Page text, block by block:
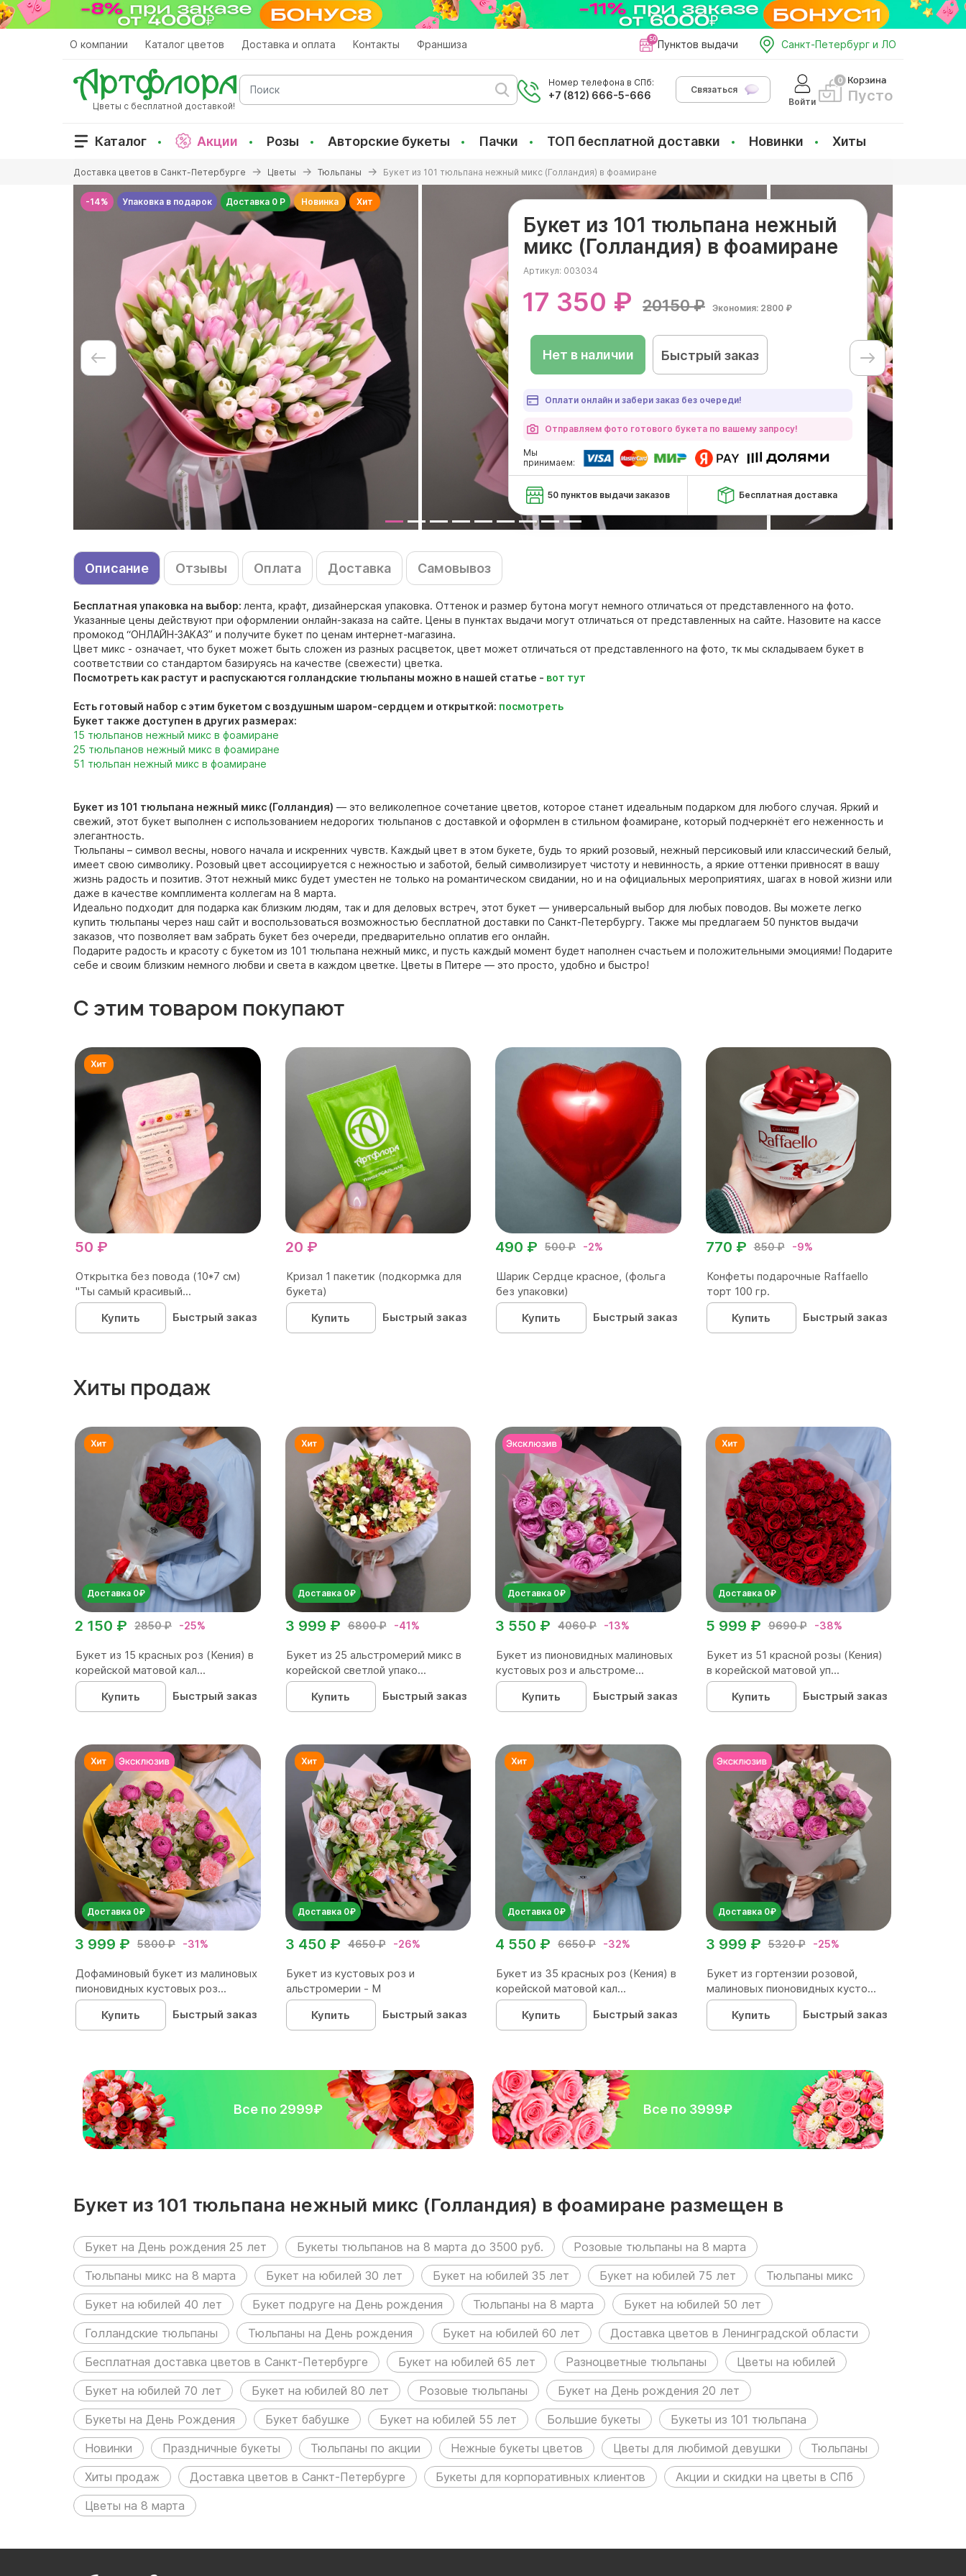
Перейти
к
О компании Каталог цветов Доставка и оплата Контакты Франшиза Пунктов выдачи Санкт-Петербург и ЛО
Цветы с бесплатной доставкой!
Поиск
Номер телефона в СПб:
+7 (812) 666-5-666
Связаться
Войти
Корзина
Пусто
Каталог Акции Розы Авторские букеты Пачки ТОП бесплатной доставки Новинки Хиты
здесь
Доставка цветов в Санкт-Петербурге Цветы Тюльпаны Букет из 101 тюльпана нежный микс (Голландия) в фоамиране
-14% Упаковка в подарок Доставка 0 Р Новинка Хит
Букет из 101 тюльпана нежный
микс (Голландия) в фоамиране
Артикул: 003034
17 350 ₽ 20150 ₽ Экономия: 2800 ₽
Нет в наличии Быстрый заказ
Оплати онлайн и забери заказ без очереди!
Отправляем фото готового букета по вашему запросу!
Мы
принимаем:
50 пунктов выдачи заказов Бесплатная доставка
Описание Отзывы Оплата Доставка Самовывоз
Бесплатная упаковка на выбор: лента, крафт, дизайнерская упаковка. Оттенок и размер бутона могут немного отличаться от представленного на фото.
Указанные цены действуют при оформлении онлайн-заказа на сайте. Цены в пунктах выдачи могут отличаться от представленных на сайте. Назовите на кассе
промокод “ОНЛАЙН-ЗАКАЗ” и получите букет по ценам интернет-магазина.
Цвет микс - означает, что букет может быть сложен из разных расцветок, цвет может отличаться от представленного на фото, тк мы складываем букет в
соответствии со стандартом базируясь на качестве (свежести) цветка.
Посмотреть как растут и распускаются голландские тюльпаны можно в нашей статье - вот тут
Есть готовый набор с этим букетом с воздушным шаром-сердцем и открыткой: посмотреть
Букет также доступен в других размерах:
15 тюльпанов нежный микс в фоамиране
25 тюльпанов нежный микс в фоамиране
51 тюльпан нежный микс в фоамиране
Букет из 101 тюльпана нежный микс (Голландия) — это великолепное сочетание цветов, которое станет идеальным подарком для любого случая. Яркий и
свежий, этот букет выполнен с использованием недорогих тюльпанов с доставкой и оформлен в стильном фоамиране, который подчеркнёт его неженность и
элегантность.
Тюльпаны – символ весны, нового начала и искренних чувств. Каждый цвет в этом букете, будь то яркий розовый, нежный персиковый или классический белый,
имеет свою символику. Розовый цвет ассоциируется с нежностью и заботой, белый символизирует чистоту и невинность, а яркие оттенки привносят в вашу
жизнь радость и позитив. Этот нежный микс будет уместен не только на романтическом свидании, но и на официальных мероприятиях, шагах в новой жизни или
даже в качестве комплимента коллегам на 8 марта.
Идеально подходит для подарка как близким людям, так и для деловых встреч, этот букет — универсальный выбор для любых поводов. Вы можете легко
купить тюльпаны через наш сайт и воспользоваться возможностью бесплатной доставки по Санкт-Петербургу. Также мы предлагаем 50 пунктов выдачи
заказов, что позволяет вам забрать букет без очереди, предварительно оплатив его онлайн.
Подарите радость и красоту с букетом из 101 тюльпана нежный микс, и пусть каждый момент будет наполнен счастьем и положительными эмоциями! Подарите
себе и своим близким немного любви и света в каждом цветке. Цветы в Питере — это просто, удобно и быстро!
С этим товаром покупают
50 ₽
Открытка без повода (10*7 см)
"Ты самый красивый...
Купить
Быстрый заказ
20 ₽
Кризал 1 пакетик (подкормка для
букета)
Купить
Быстрый заказ
500 ₽ -2%
490 ₽
Шарик Сердце красное, (фольга
без упаковки)
Купить
Быстрый заказ
850 ₽ -9%
770 ₽
Конфеты подарочные Raffaello
торт 100 гр.
Купить
Быстрый заказ
Хиты продаж
Доставка 0₽
2850 ₽ -25%
2 150 ₽
Букет из 15 красных роз (Кения) в
корейской матовой кал...
Купить
Быстрый заказ
Доставка 0₽
6800 ₽ -41%
3 999 ₽
Букет из 25 альстромерий микс в
корейской светлой упако...
Купить
Быстрый заказ
Доставка 0₽
4060 ₽ -13%
3 550 ₽
Букет из пионовидных малиновых
кустовых роз и альстроме...
Купить
Быстрый заказ
Доставка 0₽
9690 ₽ -38%
5 999 ₽
Букет из 51 красной розы (Кения)
в корейской матовой уп...
Купить
Быстрый заказ
Доставка 0₽
5800 ₽ -31%
3 999 ₽
Дофаминовый букет из малиновых
пионовидных кустовых роз...
Купить
Быстрый заказ
Доставка 0₽
4650 ₽ -26%
3 450 ₽
Букет из кустовых роз и
альстромерии - М
Купить
Быстрый заказ
Доставка 0₽
6650 ₽ -32%
4 550 ₽
Букет из 35 красных роз (Кения) в
корейской матовой кал...
Купить
Быстрый заказ
Доставка 0₽
5320 ₽ -25%
3 999 ₽
Букет из гортензии розовой,
малиновых пионовидных кусто...
Купить
Быстрый заказ
Все по 2999₽ Все по 3999₽
Букет из 101 тюльпана нежный микс (Голландия) в фоамиране размещен в
следующих разделах:
Букет на День рождения 25 лет Букеты тюльпанов на 8 марта до 3500 руб.
Розовые тюльпаны на 8 марта
Тюльпаны микс на 8 марта
Букет на юбилей 30 лет Букет на юбилей 35 лет Букет на юбилей 75 лет
Тюльпаны микс
Букет на юбилей 40 лет
Букет подруге на День рождения Тюльпаны на 8 марта
Букет на юбилей 50 лет
Голландские тюльпаны
Тюльпаны на День рождения Букет на юбилей 60 лет
Доставка цветов в Ленинградской области
Бесплатная доставка цветов в Санкт-Петербурге
Букет на юбилей 65 лет Разноцветные тюльпаны
Цветы на юбилей
Букет на юбилей 70 лет
Букет на юбилей 80 лет Розовые тюльпаны
Букет на День рождения 20 лет
Букеты на День Рождения
Букет бабушке Букет на юбилей 55 лет Большие букеты
Букеты из 101 тюльпана
Новинки
Праздничные букеты Тюльпаны по акции Нежные букеты цветов Цветы для любимой девушки
Тюльпаны
Хиты продаж
Доставка цветов в Санкт-Петербурге Букеты для корпоративных клиентов
Акции и скидки на цветы в СПб
Цветы на 8 марта